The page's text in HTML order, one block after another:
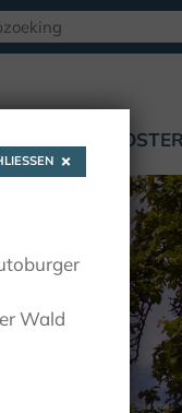
Wald